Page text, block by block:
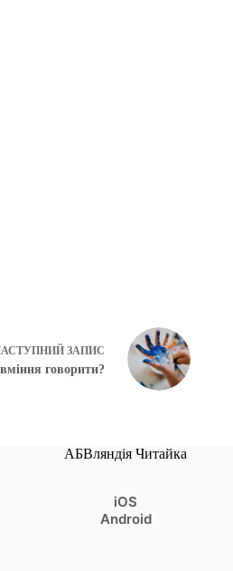
ЗАПИС
говорити?
АБВляндія Читайка
iOS
Android